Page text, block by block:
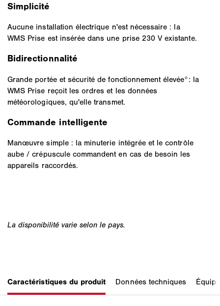
Simplicité
Aucune installation électrique n'est nécessaire : la
WMS Prise est insérée dans une prise 230 V existante.
Bidirectionnalité
Grande portée et sécurité de fonctionnement élevée°: la
WMS Prise reçoit les ordres et les données
météorologiques, qu'elle transmet.
Commande intelligente
Manœuvre simple : la minuterie intégrée et le contrôle
aube / crépuscule commandent en cas de besoin les
appareils raccordés.